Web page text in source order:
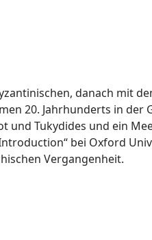
danach mit
20. Jahrhunderts in der
und Tukydides und ein
bei Oxford
Vergangenheit.